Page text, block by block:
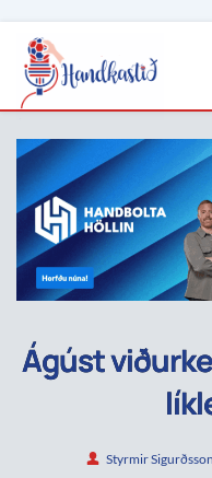
Ágúst
Styrmir Sigurðsson